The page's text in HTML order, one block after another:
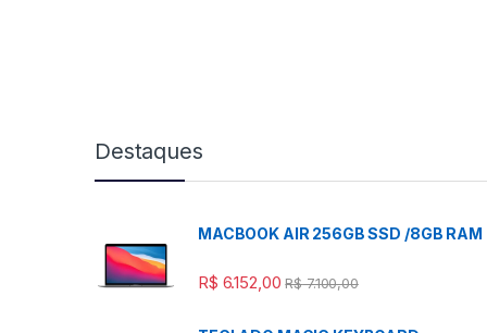
Destaques
MACBOOK AIR 256GB SSD /8GB RAM
R$ 6.152,00 R$7.100,00